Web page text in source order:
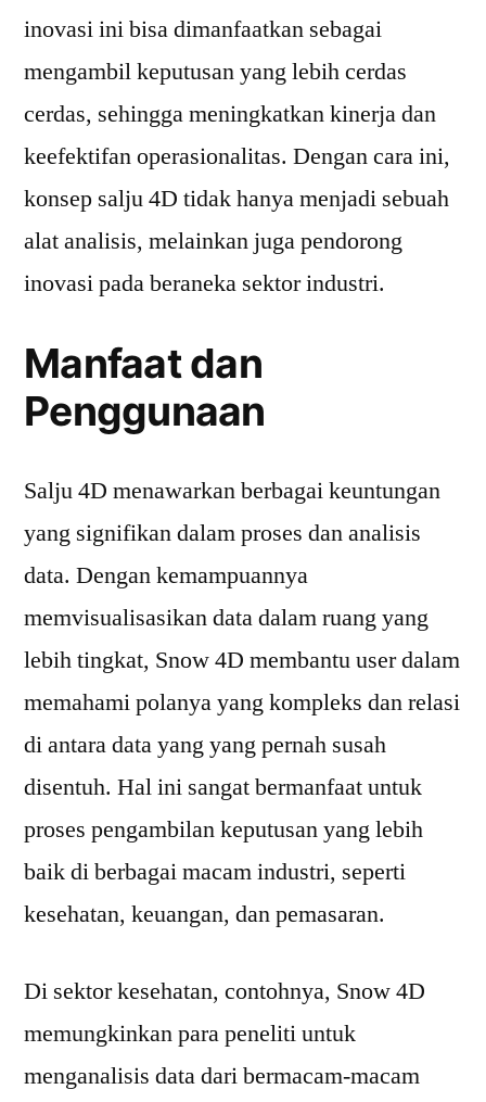
inovasi ini bisa dimanfaatkan sebagai
mengambil keputusan yang lebih cerdas
cerdas, sehingga meningkatkan kinerja dan
keefektifan operasionalitas. Dengan cara ini,
konsep salju 4D tidak hanya menjadi sebuah
alat analisis, melainkan juga pendorong
inovasi pada beraneka sektor industri.
Manfaat dan
Penggunaan
Salju 4D menawarkan berbagai keuntungan
yang signifikan dalam proses dan analisis
data. Dengan kemampuannya
memvisualisasikan data dalam ruang yang
lebih tingkat, Snow 4D membantu user dalam
memahami polanya yang kompleks dan relasi
di antara data yang yang pernah susah
disentuh. Hal ini sangat bermanfaat untuk
proses pengambilan keputusan yang lebih
baik di berbagai macam industri, seperti
kesehatan, keuangan, dan pemasaran.
Di sektor kesehatan, contohnya, Snow 4D
memungkinkan para peneliti untuk
menganalisis data dari bermacam-macam